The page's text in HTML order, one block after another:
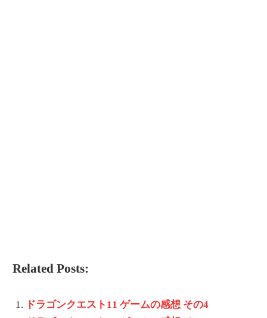
Related Posts:
ドラゴンクエスト11 ゲームの感想 その4